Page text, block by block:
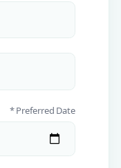
Preferred Date *